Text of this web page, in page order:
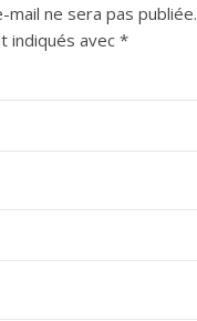
ne sera pas publiée.
indiqués avec *